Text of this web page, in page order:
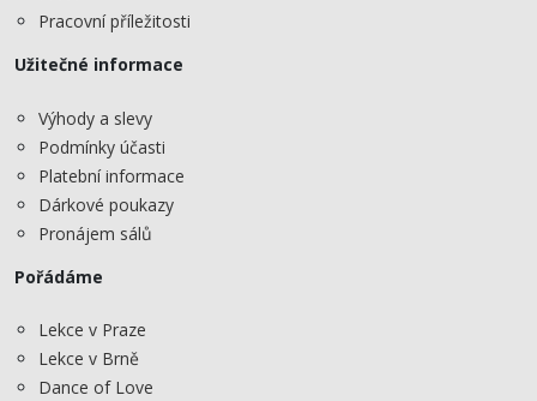
Pracovní příležitosti
Užitečné informace
Výhody a slevy
Podmínky účasti
Platební informace
Dárkové poukazy
Pronájem sálů
Pořádáme
Lekce v Praze
Lekce v Brně
Dance of Love